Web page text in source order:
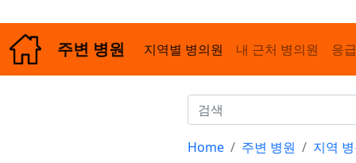
주변 병원 지역별 병의원 내 근처 병의원 응
Home 주변 병원 지역